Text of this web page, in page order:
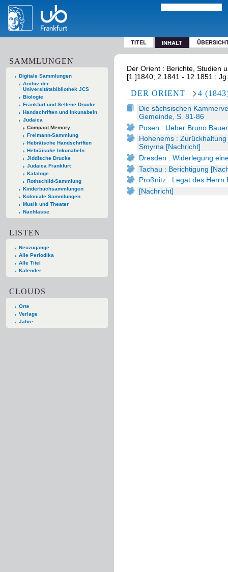
TITEL INHALT
SAMMLUNGEN
Digitale Sammlungen
Archiv der
Universitätsbibliothek JCS
Biologie
Frankfurt und Seltene Drucke
Handschriften und Inkunabeln
Judaica
Compact Memory
Freimann-Sammlung
Hebräische Handschriften
Hebräische Inkunabeln
Jiddische Drucke
Judaica Frankfurt
Kataloge
Rothschild-Sammlung
Kinderbuchsammlungen
Koloniale Sammlungen
Musik und Theater
Nachlässe
LISTEN
Neuzugänge
Alle Periodika
Alle Titel
Kalender
CLOUDS
Orte
Verlage
Jahre
Der Orient : Berichte, Studien
[1.]1840; 2.1841 - 12.1851 :
DER ORIENT 4
Die sächsischen
Gemeinde, S. 81-86
Posen : Ueber Bruno
Hohenems :
Smyrna [Nachricht]
Dresden : Widerlegung
Tachau : Berichtigung
Proßnitz : Legat des Herrn
[Nachricht]